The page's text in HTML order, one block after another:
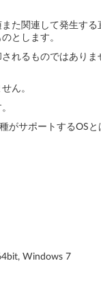
た関連して発生する
とします。
れるものではありま
ん。
がサポートするOSと
Windows 7